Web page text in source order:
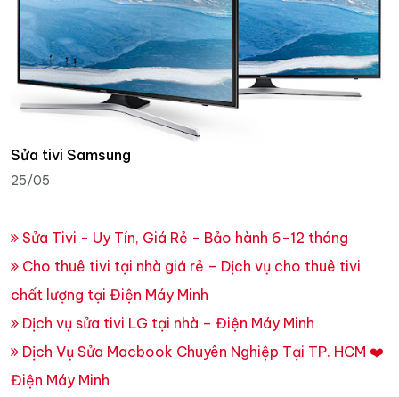
Sửa tivi Samsung
25/05
Sửa Tivi - Uy Tín, Giá Rẻ - Bảo hành 6-12 tháng
Cho thuê tivi tại nhà giá rẻ – Dịch vụ cho thuê tivi
chất lượng tại Điện Máy Minh
Dịch vụ sửa tivi LG tại nhà – Điện Máy Minh
Dịch Vụ Sửa Macbook Chuyên Nghiệp Tại TP. HCM ❤️
Điện Máy Minh